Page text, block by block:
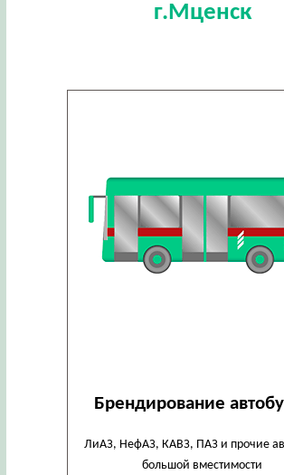
г.Мценск
Брендирование
ЛиАЗ, НефАЗ, КАВЗ, ПАЗ и прочие
большой вместимости